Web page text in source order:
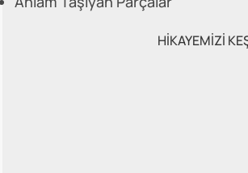
HİKAYEMİZİ